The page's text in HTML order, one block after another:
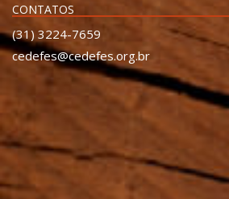
CONTATOS
(31) 3224-7659
cedefes@cedefes.org.br